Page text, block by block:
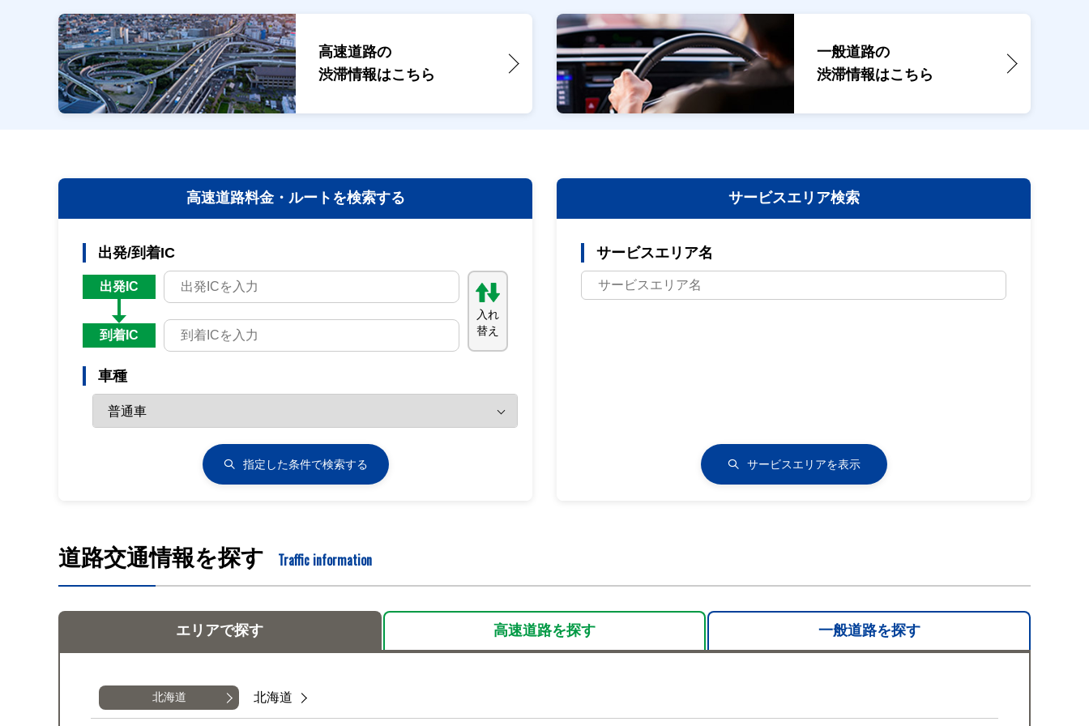
高速道路の
渋滞情報はこちら
一般道路の
渋滞情報はこちら
高速道路料金・ ルートを検索する
出発/到着IC
出発IC
到着IC
入れ
替え
車種
指定した条件で検索する
サービスエリア検索
サービスエリア名
サービスエリアを表示
道路交通情報を探す Traffic information
エリアで探す 高速道路を探す 一般道路を探す
北海道 北海道